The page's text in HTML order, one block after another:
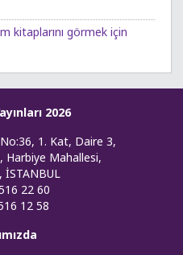
kitaplarını görmek için
2026
1. Kat, Daire 3,
Harbiye Mahallesi,
İSTANBUL
22 60
12 58